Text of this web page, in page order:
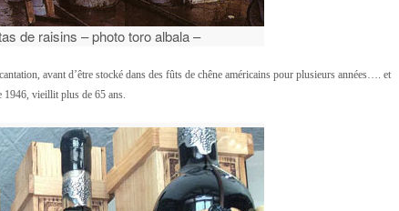
de raisins – photo toro albala –
avant d’être stocké dans des fûts de chêne américains pour plusieurs années…. et
1946, vieillit plus de 65 ans.